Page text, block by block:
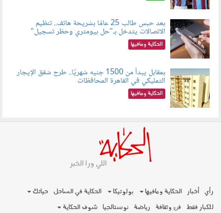
080803.jpg
بعد حبس طالب 25 عامًا بشريحة هاتف.. تنظيم
الاتصالات يتدخل بـ"حل بيومتري وحظر تسجيل"
الحكاية ومافيها
080801.jpg
بمقابل يبدأ من 1500 جنيه شهريًا.. طرح شقق الإيجار
التمليكي في القاهرة المحافظات
الحكاية ومافيها
رأي أخبار الحكاية ومافيها بولوتيكا الحكاية في الساحل
حياتك
للكبار فقط فن وثقافة رياضة نوستالجيا شوف الحكاية